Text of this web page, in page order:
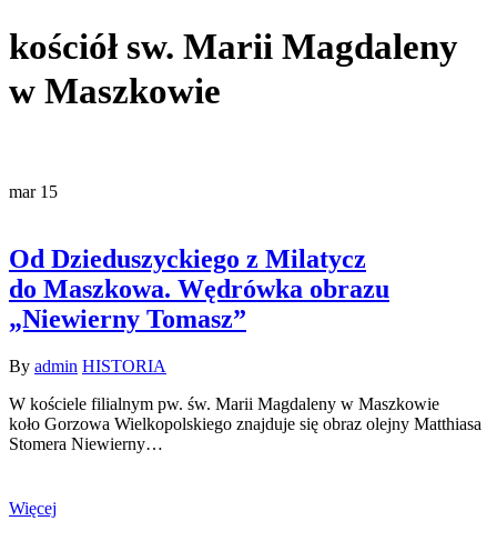
kościół sw. Marii Magdaleny
w Maszkowie
mar 15
Od Dzieduszyckiego z Milatycz
do Maszkowa. Wędrówka obrazu
„Niewierny Tomasz”
By admin HISTORIA
W kościele filialnym pw. św. Marii Magdaleny w Maszkowie
koło Gorzowa Wielkopolskiego znajduje się obraz olejny Matthiasa
Stomera Niewierny…
Więcej